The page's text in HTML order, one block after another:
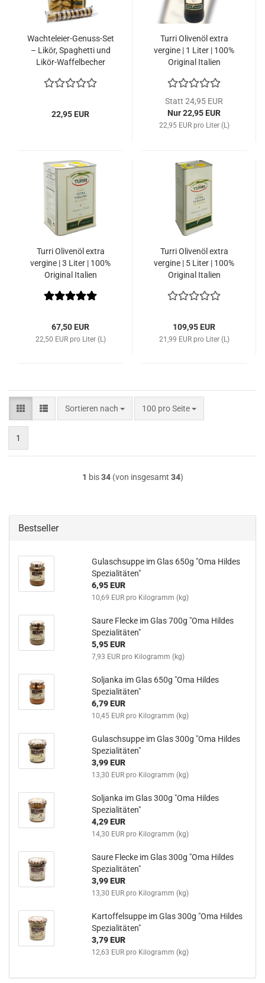
Wachteleier-Genuss-Set
– Likör, Spaghetti und
Likör-Waffelbecher
22,95 EUR
Turri Olivenöl extra
vergine | 1 Liter | 100%
Original Italien
Statt 24,95 EUR
Nur 22,95 EUR
22,95 EUR pro Liter (L)
Turri Olivenöl extra
vergine | 3 Liter | 100%
Original Italien
67,50 EUR
22,50 EUR pro Liter (L)
Turri Olivenöl extra
vergine | 5 Liter | 100%
Original Italien
109,95 EUR
21,99 EUR pro Liter (L)
Sortieren nach
Sortieren nach 100 pro Seite
pro Seite
1
1 bis34(von insgesamt 34)
Bestseller
Gulaschsuppe im Glas 650g "Oma Hildes
Spezialitäten"
6,95 EUR
10,69 EUR pro Kilogramm (kg)
Saure Flecke im Glas 700g "Oma Hildes
Spezialitäten"
5,95 EUR
7,93 EUR pro Kilogramm (kg)
Soljanka im Glas 650g "Oma Hildes
Spezialitäten"
6,79 EUR
10,45 EUR pro Kilogramm (kg)
Gulaschsuppe im Glas 300g "Oma Hildes
Spezialitäten"
3,99 EUR
13,30 EUR pro Kilogramm (kg)
Soljanka im Glas 300g "Oma Hildes
Spezialitäten"
4,29 EUR
14,30 EUR pro Kilogramm (kg)
Saure Flecke im Glas 300g "Oma Hildes
Spezialitäten"
3,99 EUR
13,30 EUR pro Kilogramm (kg)
Kartoffelsuppe im Glas 300g "Oma Hildes
Spezialitäten"
3,79 EUR
12,63 EUR pro Kilogramm (kg)